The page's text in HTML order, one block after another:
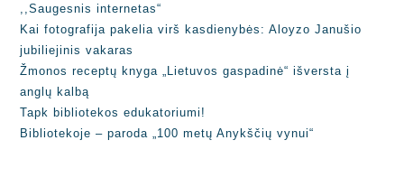
,,Saugesnis internetas“
Kai fotografija pakelia virš kasdienybės: Aloyzo Janušio
jubiliejinis vakaras
Žmonos receptų knyga „Lietuvos gaspadinė“ išversta į
anglų kalbą
Tapk bibliotekos edukatoriumi!
Bibliotekoje – paroda „100 metų Anykščių vynui“